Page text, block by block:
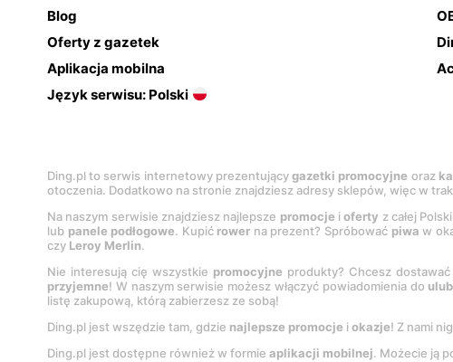
Blog
Oferty z gazetek
Aplikacja mobilna
Język serwisu: Polski
Ding.pl to serwis internetowy prezentującygazetki promocyjne oraz
otoczenia. Dodatkowo na stronie znajdziesz adresy sklepów, więc w
Na naszym serwisie znajdziesz najlepsze promocje ioferty z całej
lub panele podłogowe. Kupić rower na prezent? Spróbować piwa w
czy Leroy Merlin.
Nie interesują cię wszystkie promocyjne produkty? Chcesz
przyjemne! W naszym serwisie możesz włączyć powiadomienia do
listę zakupową, którą zabierzesz ze sobą!
Ding.pl jest wszędzie tam, gdzie najlepsze promocje i okazje! Z nami
Ding.pl jest dostępne również w formie aplikacji mobilnej. Możecie ją